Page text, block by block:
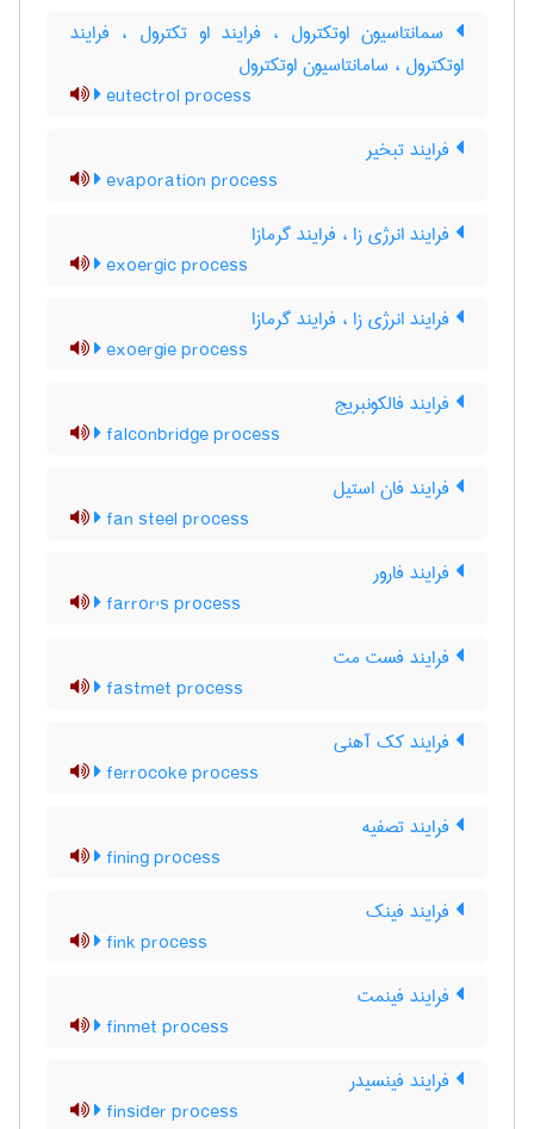
سمانتاسیون اوتکترول ، فرایند او تکترول ، فرایند
اوتکترول ، سامانتاسیون اوتکترول
eutectrol process
فرایند تبخیر
evaporation process
فرایند انرژی زا ، فرایند گرمازا
exoergic process
فرایند انرژی زا ، فرایند گرمازا
exoergie process
فرایند فالکونبریج
falconbridge process
فرایند فان استیل
fan steel process
فرایند فارور
farror's process
فرایند فست مت
fastmet process
فرایند کک آهنی
ferrocoke process
فرایند تصفیه
fining process
فرایند فینک
fink process
فرایند فینمت
finmet process
فرایند فینسیدر
finsider process